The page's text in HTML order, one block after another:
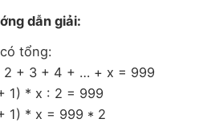
dẫn giải:
tổng:
2 + 3 + 4 + … + x = 999
1) * x : 2 = 999
1) * x = 999 * 2